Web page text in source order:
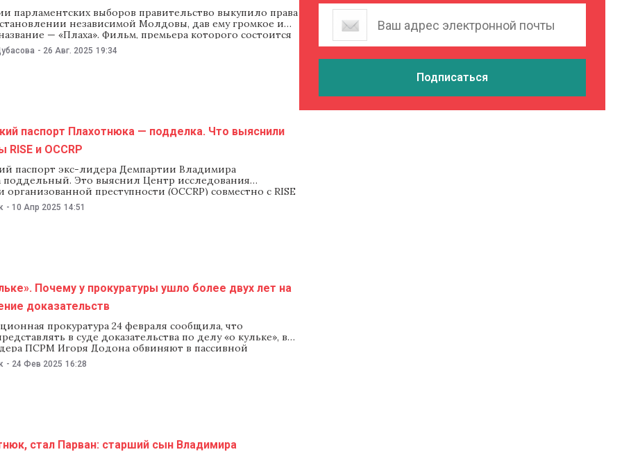
парламентских выборов правительство выкупило права
независимой Молдовы, дав ему громкое и
— «Плаха». Фильм, премьера которого состоится
же стал продвигать близкий властям телеканал. NM
о чем фильм, как его покупку объясняют власти, и каков
- 26 Авг. 2025 19:34
паспорт Плахотнюка — подделка. Что выяснили
RISE и OCCRP
паспорт экс-лидера Демпартии Владимира
поддельный. Это выяснил Центр исследования
преступности (OCCRP) совместно с RISE
подтвердил представитель МИД Мексики. По
у Плахотнюка есть паспорта Молдовы, Румынии,
- 10 Апр 2025 14:51
Почему у прокуратуры ушло более двух лет на
доказательств
прокуратура 24 февраля сообщила, что
в суде доказательства по делу «о кульке», в
ПСРМ Игоря Додона обвиняют в пассивной
получении финансирования от организованной
Как рассказали в прокуратуре, сейчас суд изучает
- 24 Фев 2025 16:28
стал Парван: старший сын Владимира